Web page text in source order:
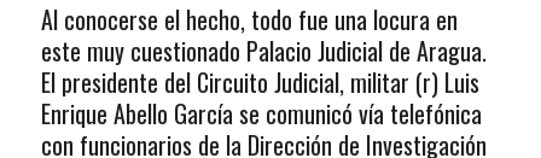
Al conocerse el hecho, todo fue una locura en
este muy cuestionado Palacio Judicial de Aragua.
El presidente del Circuito Judicial, militar (r) Luis
Enrique Abello García se comunicó vía telefónica
con funcionarios de la Dirección de Investigación